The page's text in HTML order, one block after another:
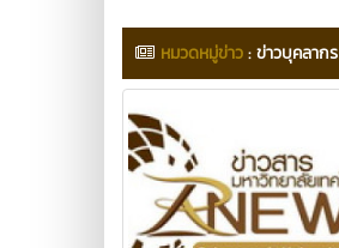
หมวดหมู่ข่าว:ข่าวบุคลากร